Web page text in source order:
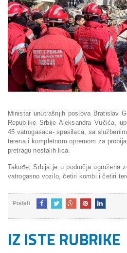
Ministar unutrašnjih poslova Bratislav
Republike Srbije Aleksandra Vučića,
45 vatrogasaca- spasilaca, sa
terena i kompletnom opremom za
pretragu nestalih lica.
Takođe, Srbija je u područja ugrožena
vatrogasno vozilo, četiri kombi i četiri
Podeli
IZ ISTE RUBRIKE